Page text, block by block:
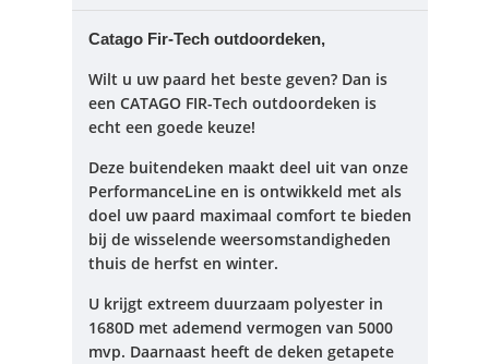
Catago Fir-Tech outdoordeken,
Wilt u uw paard het beste geven? Dan is
een CATAGO FIR-Tech outdoordeken is
echt een goede keuze!
Deze buitendeken maakt deel uit van onze
PerformanceLine en is ontwikkeld met als
doel uw paard maximaal comfort te bieden
bij de wisselende weersomstandigheden
thuis de herfst en winter.
U krijgt extreem duurzaam polyester in
1680D met ademend vermogen van 5000
mvp. Daarnaast heeft de deken getapete